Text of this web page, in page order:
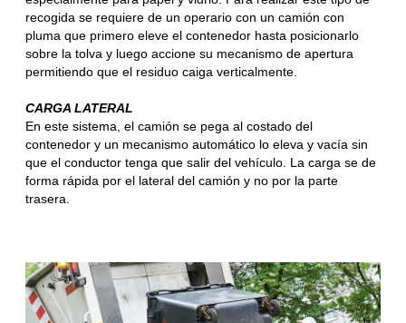
recogida se requiere de un operario con un camión con
pluma que primero eleve el contenedor hasta posicionarlo
sobre la tolva y luego accione su mecanismo de apertura
permitiendo que el residuo caiga verticalmente.
CARGA LATERAL
En este sistema, el camión se pega al costado del
contenedor y un mecanismo automático lo eleva y vacía sin
que el conductor tenga que salir del vehículo. La carga se de
forma rápida por el lateral del camión y no por la parte
trasera.